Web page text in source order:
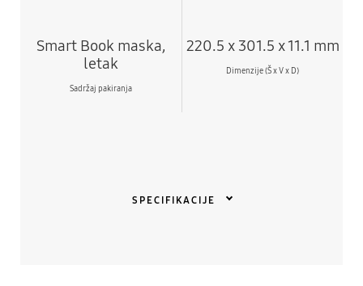
Smart Book maska,
letak
Sadržaj pakiranja
220.5 x 301.5 x 11.1 mm
Dimenzije (Š x V x D)
SPECIFIKACIJE